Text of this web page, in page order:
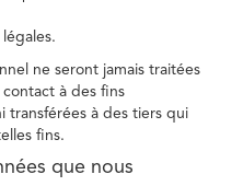
ne seront jamais traitées
à des fins
transférées à des tiers qui
fins.
que nous